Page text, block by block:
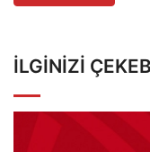
İLGINIZI